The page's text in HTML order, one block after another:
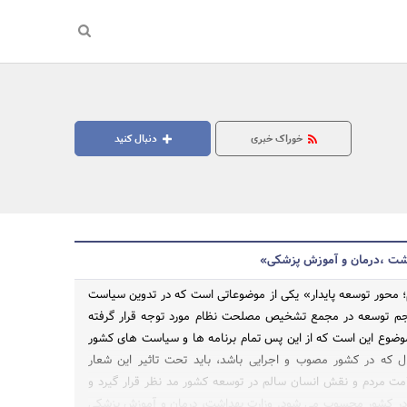
دنبال کنید خوراک خبری
،درمان و آموزش پزشکی»
محور توسعه پایدار» یکی از موضوعاتی است که در تدوین سیاست
توسعه در مجمع تشخیص مصلحت نظام مورد توجه قرار گرفته
این است که از این پس تمام برنامه ها و سیاست های کشور
مدت 5 سال که در کشور مصوب و اجرایی باشد، باید تحت تاثیر این شعار
مردم و نقش انسان سالم در توسعه کشور مد نظر قرار گیرد و